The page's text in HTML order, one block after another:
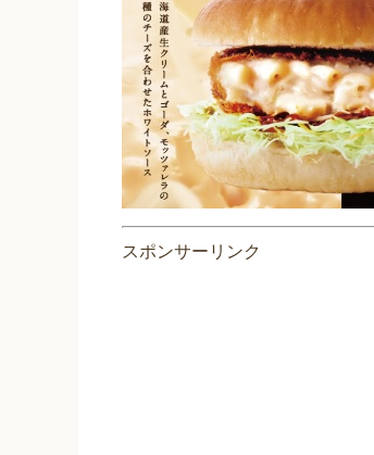
スポンサーリンク